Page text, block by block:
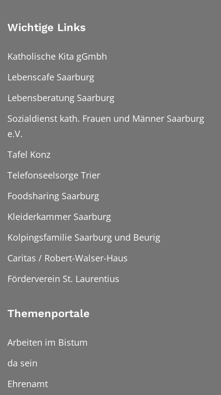
Wichtige Links
Katholische Kita gGmbh
Lebenscafe Saarburg
Lebensberatung Saarburg
Sozialdienst kath. Frauen und Männer Saarburg
e.V.
Tafel Konz
Telefonseelsorge Trier
Foodsharing Saarburg
Kleiderkammer Saarburg
Kolpingsfamilie Saarburg und Beurig
Caritas / Robert-Walser-Haus
Förderverein St. Laurentius
Themenportale
Arbeiten im Bistum
da sein
Ehrenamt